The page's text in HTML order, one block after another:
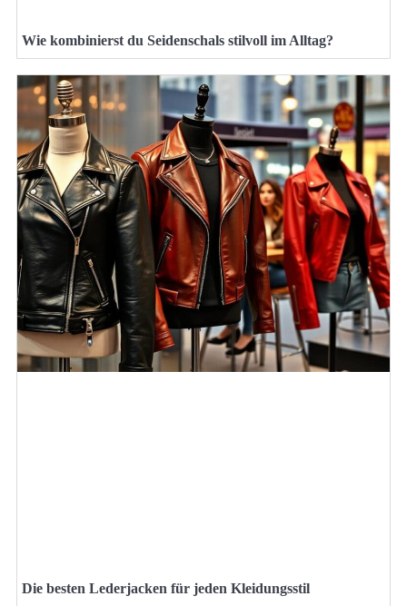
Wie kombinierst du Seidenschals stilvoll im Alltag?
Die besten Lederjacken für jeden Kleidungsstil